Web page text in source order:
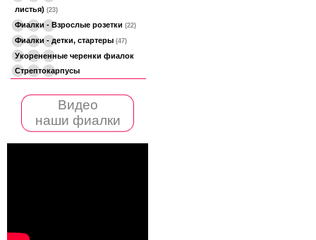
листья) (23)
Фиалки - Взрослые розетки (22)
Фиалки - детки, стартеры (47)
Укорененные черенки фиалок
Стрептокарпусы
Видео
наши фиалки